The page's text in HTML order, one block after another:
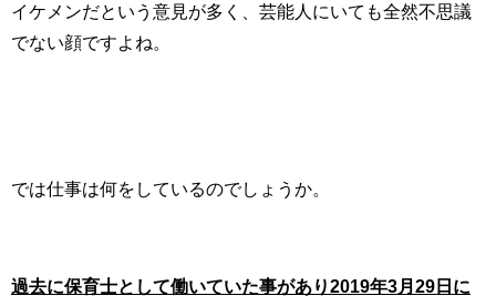
イケメンだという意見が多く、芸能人にいても全然不思議
でない顔ですよね。
では仕事は何をしているのでしょうか。
過去に保育士として働いていた事があり2019年3月29日に